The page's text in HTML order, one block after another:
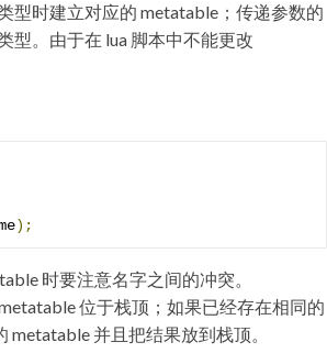
型时建立对应的 metatable；传递参数的
型。由于在 lua 脚本中不能更改
);
时要注意名字之间的冲突。
位于栈顶；如果已经存在相同的
并且把结果放到栈顶。